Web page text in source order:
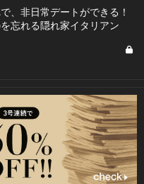
、非日常デートができる！
忘れる隠れ家イタリアン